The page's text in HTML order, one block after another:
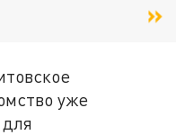
уже